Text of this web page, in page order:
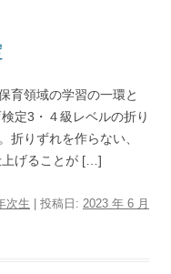
育領域の学習の一環と
定3・４級レベルの折り
折りずれを作らない、
上げることが […]
次生 | 投稿日: 2023 年 6 月